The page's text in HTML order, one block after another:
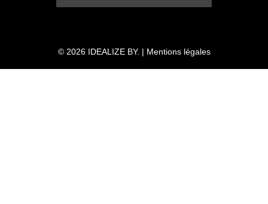
© 2026 IDEALIZE BY. | Mentions légales